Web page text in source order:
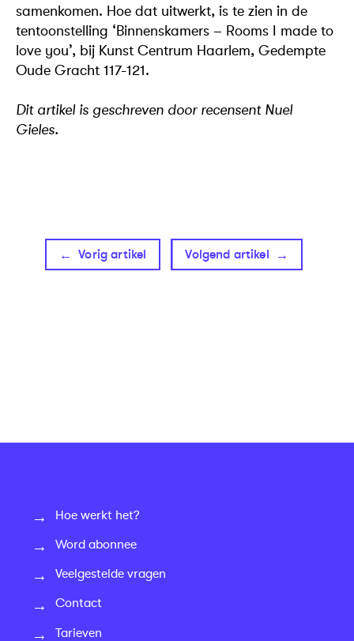
samenkomen. Hoe dat uitwerkt, is te zien in de
tentoonstelling ‘Binnenskamers – Rooms I made to
love you’, bij Kunst Centrum Haarlem, Gedempte
Oude Gracht 117-121.
Dit artikel is geschreven door recensent Nuel
Gieles.
Vorig artikel Volgend artikel
Hoe werkt het?
Word abonnee
Veelgestelde vragen
Contact
Tarieven